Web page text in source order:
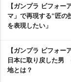
【ガンプラ ビフォー
マ」で再現する“匠
を表現したい」
【ガンプラ ビフォ
日本に取り戻した男
地とは？